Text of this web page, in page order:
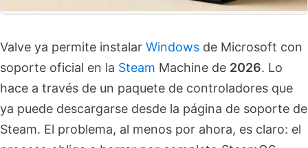
Valve ya permite instalar Windows de Microsoft con
soporte oficial en la Steam Machine de 2026. Lo
hace a través de un paquete de controladores que
ya puede descargarse desde la página de soporte de
Steam. El problema, al menos por ahora, es claro: el